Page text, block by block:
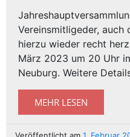
Vereinsmitligeder, auch
hierzu wieder recht
März 2023 um 20 Uhr
Neuburg. Weitere
MEHR LESEN